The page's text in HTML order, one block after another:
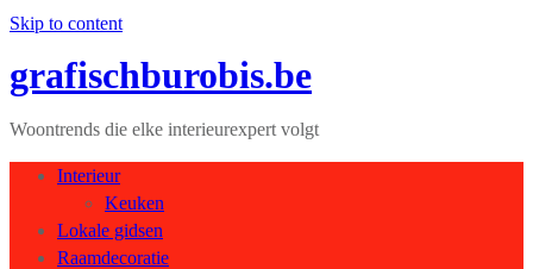
Skip to content
grafischburobis.be
Woontrends die elke interieurexpert volgt
Interieur
Keuken
Lokale gidsen
Raamdecoratie